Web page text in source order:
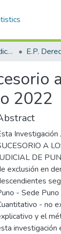
Facultad de Ciencias Jurídicas y Políticas E.P.
2022
Investigación
A
DE
exclusión en
- Sede
- no
y el
investigación